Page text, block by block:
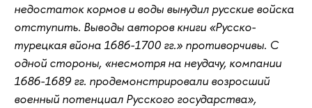
недостаток кормов и воды вынудил русские войска
отступить. Выводы авторов книги «Русско-
турецкая вйона 1686-1700 гг.» противорчивы. С
одной стороны, «несмотря на неудачу, компании
1686-1689 гг. продемонстрировали возросший
военный потенциал Русского государства»,